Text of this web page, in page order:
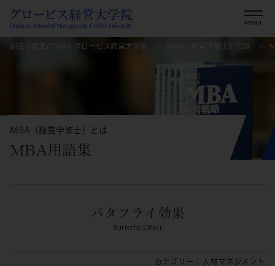
創造と変革のMBA グロービス経営大学院 MBA（経営学修士）とは
MBA（経営学修士）とは
MBA用語集
カテゴリー：人材マネジメント
バタフライ効果
Butterfly Effect